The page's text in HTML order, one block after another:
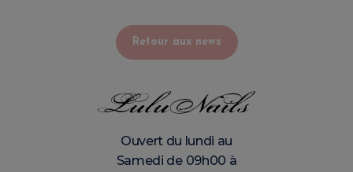
Retour aux news
Ouvert du lundi au
Samedi de 09h00 à